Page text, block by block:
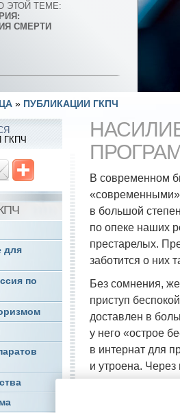
ЭТОЙ ТЕМЕ:
СМЕРТИ
» ПУБЛИКАЦИИ ГКПЧ
В современном
«современными»
в большой
по опеке наших
престарелых.
заботится о них
Без сомнения,
приступ
доставлен в
у него «острое
в интернат для
и утроена.
уронившим
ГКПЧ
для
по